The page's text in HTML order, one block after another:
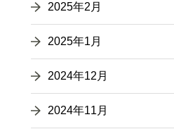
2025年2月
2025年1月
2024年12月
2024年11月